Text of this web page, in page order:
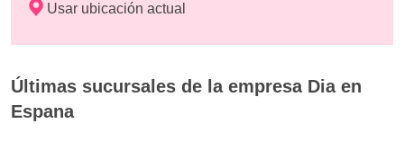
Usar ubicación actual
Últimas sucursales de la empresa Dia en
Espana